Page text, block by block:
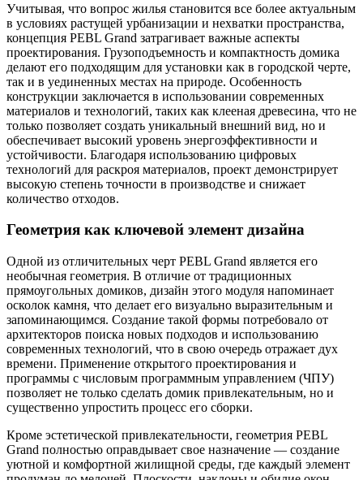
Учитывая, что вопрос жилья становится все более актуальным
в условиях растущей урбанизации и нехватки пространства,
концепция PEBL Grand затрагивает важные аспекты
проектирования. Грузоподъемность и компактность домика
делают его подходящим для установки как в городской черте,
так и в уединенных местах на природе. Особенность
конструкции заключается в использовании современных
материалов и технологий, таких как клееная древесина, что не
только позволяет создать уникальный внешний вид, но и
обеспечивает высокий уровень энергоэффективности и
устойчивости. Благодаря использованию цифровых
технологий для раскроя материалов, проект демонстрирует
высокую степень точности в производстве и снижает
количество отходов.
Геометрия как ключевой элемент дизайна
Одной из отличительных черт PEBL Grand является его
необычная геометрия. В отличие от традиционных
прямоугольных домиков, дизайн этого модуля напоминает
осколок камня, что делает его визуально выразительным и
запоминающимся. Создание такой формы потребовало от
архитекторов поиска новых подходов и использованию
современных технологий, что в свою очередь отражает дух
времени. Применение открытого проектирования и
программы с числовым программным управлением (ЧПУ)
позволяет не только сделать домик привлекательным, но и
существенно упростить процесс его сборки.
Кроме эстетической привлекательности, геометрия PEBL
Grand полностью оправдывает свое назначение — создание
уютной и комфортной жилищной среды, где каждый элемент